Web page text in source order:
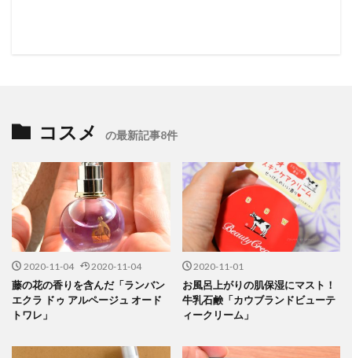
コスメ の最新記事8件
2020-11-04 2020-11-04
藤の花の香りを含んだ「ランバン
エクラ ドゥ アルページュ オード
トワレ」
2020-11-01
お風呂上がりの肌保湿にマスト！
牛乳石鹸「カウブランドビューテ
ィークリーム」